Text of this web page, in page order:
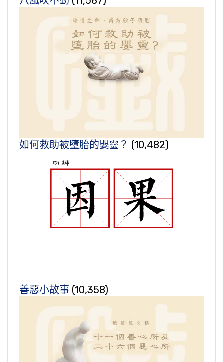
如何救助被墮胎的嬰靈？ (10,482)
善惡小故事 (10,358)